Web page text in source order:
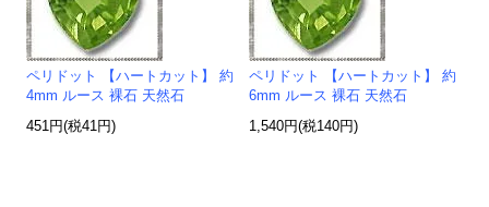
ペリドット 【ハートカット】 約
4mm ルース 裸石 天然石
451円(税41円)
ペリドット 【ハートカット】 約
6mm ルース 裸石 天然石
1,540円(税140円)